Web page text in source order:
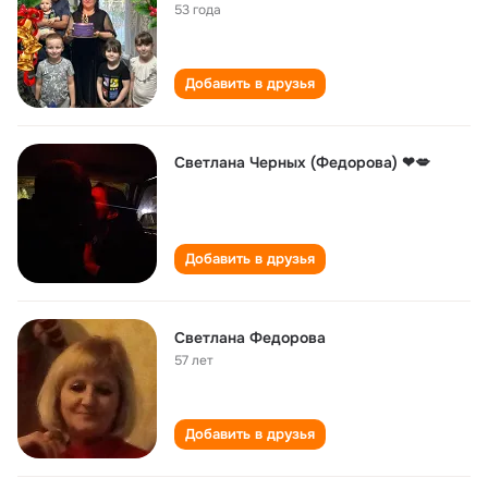
53 года
Добавить в друзья
Светлана Черных (Федорова) ❤💋
Добавить в друзья
Светлана Федорова
57 лет
Добавить в друзья